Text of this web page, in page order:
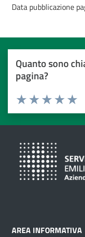
Data pubblicazione
Quanto sono
pagina?
Valuta da 1 a 5 stelle
Valuta 4
Valuta 3
Valuta 2 stelle
Valuta 1 stelle su 5
AREA INFORMATIVA